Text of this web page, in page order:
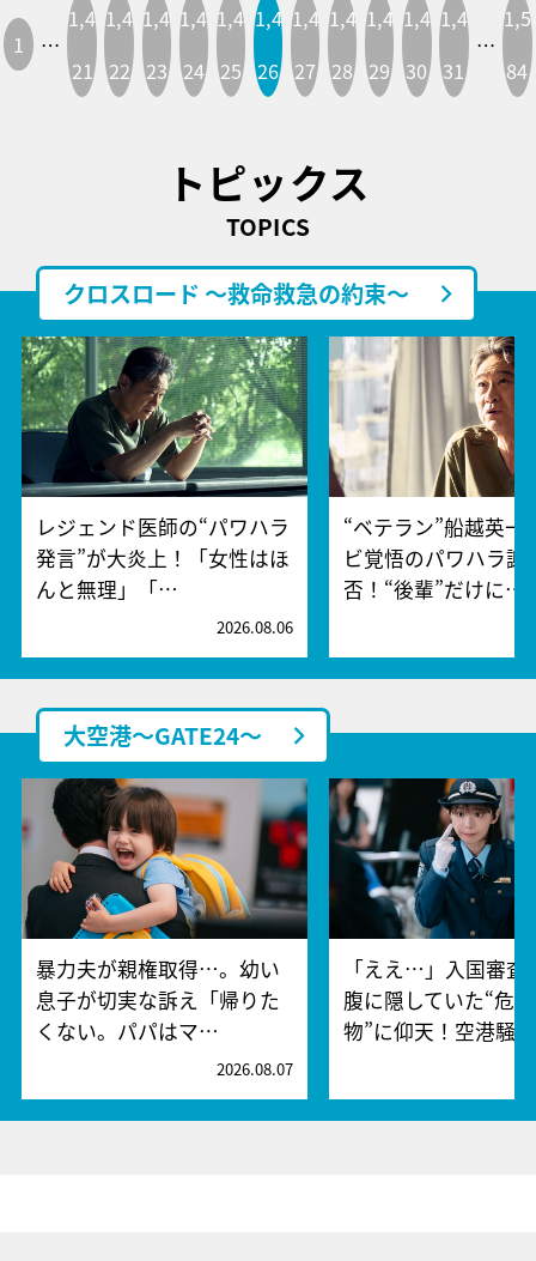
1 …
1,4
21
1,4
22
1,4
23
1,4
24
1,4
25
1,4
26
1,4
27
1,4
28
1,4
29
1,4
30
1,4
31
…
1,5
84
トピックス
TOPICS
クロスロード ～救命救急の約束～
レジェンド医師の“パワハラ
発言”が大炎上！「女性はほ
んと無理」「…
2026.08.06
“ベテラン”船越英一
ビ覚悟のパワハラ謝
否！“後輩”だけに…
大空港～GATE24～
暴力夫が親権取得…。幼い
息子が切実な訴え「帰りた
くない。パパはマ…
2026.08.07
「ええ…」入国審査
腹に隠していた“危
物”に仰天！空港騒